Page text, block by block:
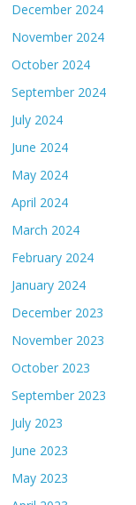
December 2024
November 2024
October 2024
September 2024
July 2024
June 2024
May 2024
April 2024
March 2024
February 2024
January 2024
December 2023
November 2023
October 2023
September 2023
July 2023
June 2023
May 2023